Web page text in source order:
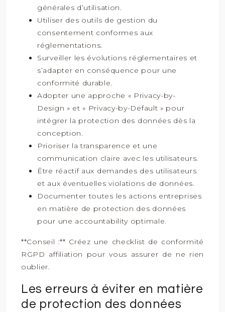
générales d’utilisation.
Utiliser des outils de gestion du
consentement conformes aux
réglementations.
Surveiller les évolutions réglementaires et
s’adapter en conséquence pour une
conformité durable.
Adopter une approche « Privacy-by-
Design » et « Privacy-by-Default » pour
intégrer la protection des données dès la
conception.
Prioriser la transparence et une
communication claire avec les utilisateurs.
Être réactif aux demandes des utilisateurs
et aux éventuelles violations de données.
Documenter toutes les actions entreprises
en matière de protection des données
pour une accountability optimale.
**Conseil :** Créez une checklist de conformité
RGPD affiliation pour vous assurer de ne rien
oublier.
Les erreurs à éviter en matière
de protection des données